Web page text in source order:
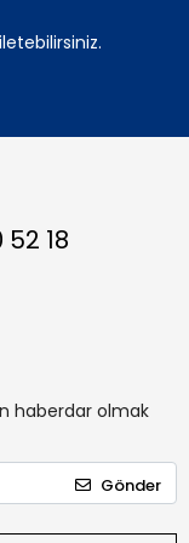
18
haberdar olmak
Gönder